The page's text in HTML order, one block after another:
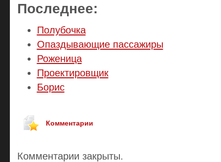
Последнее:
Полубочка
Опаздывающие пассажиры
Роженица
Проектировщик
Борис
Комментарии
Комментарии закрыты.